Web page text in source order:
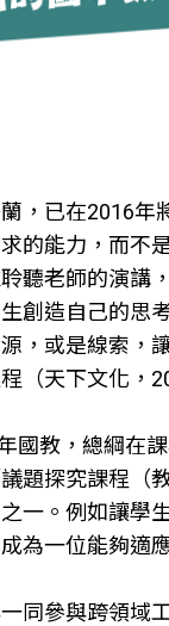
，已在2016
的能力，而不
聽老師的演講
創造自己的思
，或是線索，
（天下文化，
國教，總綱在
題探究課程（
一。例如讓學
為一位能夠適
同參與跨領域